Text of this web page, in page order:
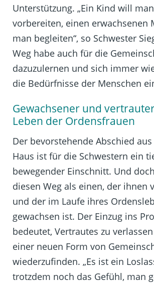
Unterstützung. „Ein Kind will
vorbereiten, einen erwachsenen
man begleiten“, so Schwester
Weg habe auch für die
dazuzulernen und sich immer
die Bedürfnisse der Menschen
Gewachsener und
Leben der Ordensfrauen
Der bevorstehende Abschied
Haus ist für die Schwestern ein
bewegender Einschnitt. Und
diesen Weg als einen, der ihnen
und der im Laufe ihres
gewachsen ist. Der Einzug ins
bedeutet, Vertrautes zu
einer neuen Form von
wiederzufinden. „Es ist ein
trotzdem noch das Gefühl, man